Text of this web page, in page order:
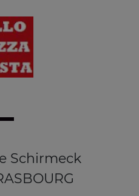
Schirmeck